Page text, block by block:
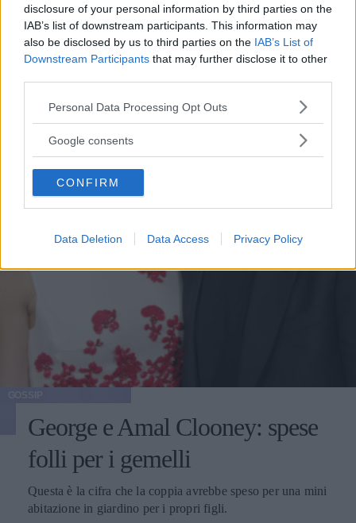
disclosure of your personal information by third parties on the
IAB’s list of downstream participants. This information may
also be disclosed by us to third parties on the IAB’s List of
Downstream Participants that may further disclose it to other
Please note that this website/app uses one or more Google
not limited to your visit or usage behaviour. You may click to
use your data for below specified purposes in below Google
consent section.
Personal Data Processing Opt Outs
Google consents
CONFIRM
Data Deletion Data Access Privacy Policy
George e Amal Clooney: spese
folli per i gemelli
Questa è la cifra che la coppia avrebbe speso per una mini
abitazione in giardino per i propri figli.